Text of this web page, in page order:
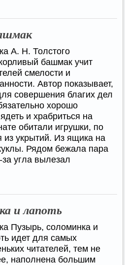
А. Н. Толстого
башмак учит
смелости и
Автор показывает,
совершения благих дел
хорошо
и храбриться на
обитали игрушки, по
укрытий. Из ящика на
Рядом бежала пара
угла вылезал
и лапоть
Пузырь, соломинка и
идет для самых
читателей, тем не
наполнена большим